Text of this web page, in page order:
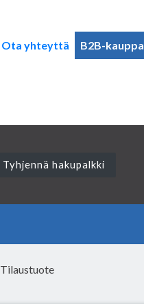
Ota yhteyttä B2B-kauppa
Tyhjennä hakupalkki
Tilaustuote